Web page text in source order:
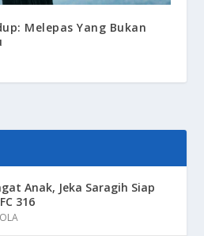
Melepas Yang Bukan
Anak, Jeka Saragih Siap
316